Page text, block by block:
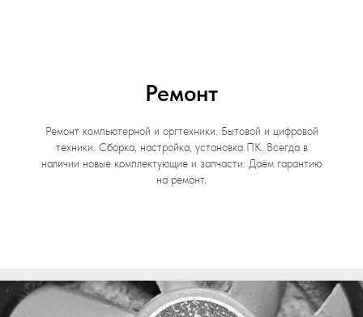
Ремонт
Ремонт компьютерной и оргтехники. Бытовой и цифровой
техники. Сборка, настройка, установка ПК. Всегда в
наличии новые комплектующие и запчасти. Даём гарантию
на ремонт.